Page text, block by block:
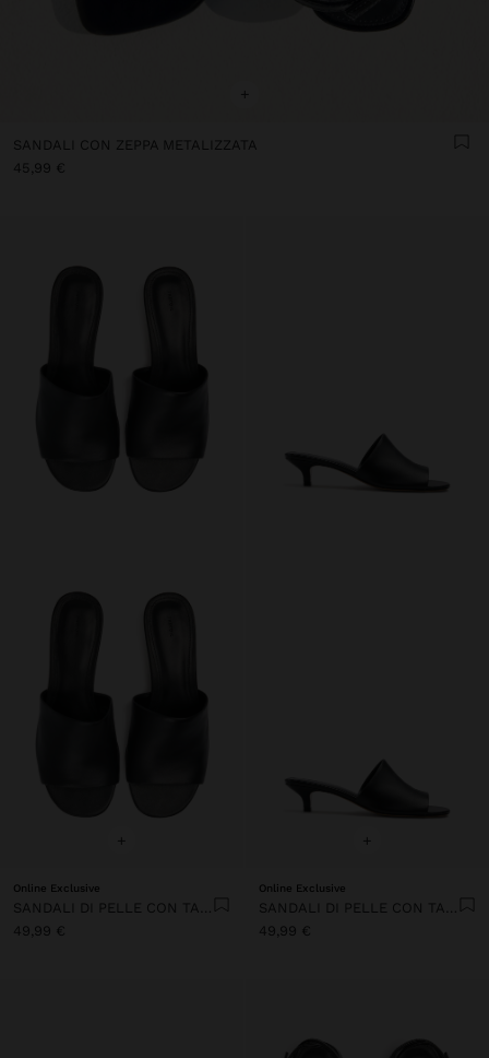
+
SANDALI CON ZEPPA METALIZZATA
45,99 €
+
Online Exclusive
SANDALI DI PELLE CON TACCO E CINTURINO LARGO
49,99 €
+
Online Exclusive
SANDALI DI PELLE CON TACCO E CINTURINO LARGO
49,99 €